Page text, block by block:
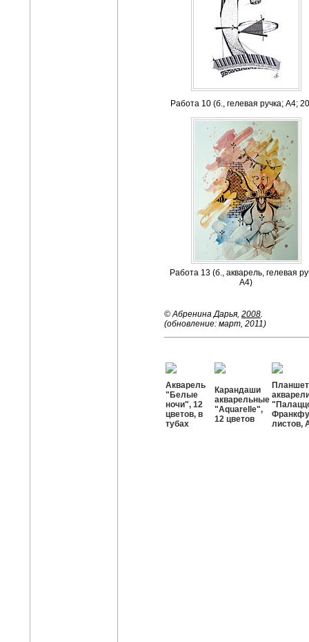
Работа 10 (б., гелевая ручка; А4;
Работа 13 (б., акварель, гелевая
А4)
© Абренина Дарья, 2008.
(обновление: март, 2011)
Акварель
"Белые
ночи", 12
цветов, в
тубах
Карандаши
акварельные
"Aquarelle",
12 цветов
листов,